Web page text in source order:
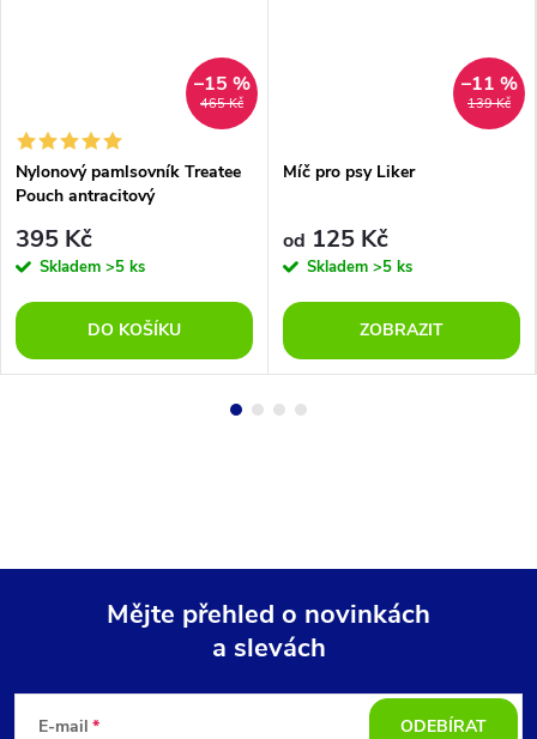
465 Kč
–15 %
Nylonový pamlsovník Treatee
Pouch antracitový
395 Kč
Skladem >5 ks
DO KOŠÍKU
139 Kč
–11 %
Míč pro psy Liker
od 125 Kč
Skladem >5 ks
ZOBRAZIT
Mějte přehled o novinkách
a slevách
E-mail ODEBÍRAT